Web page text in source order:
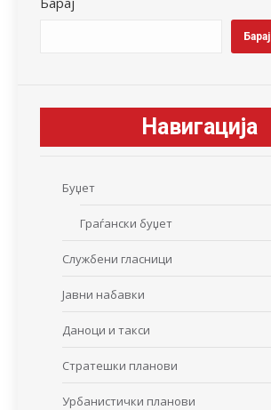
Барај
Навигација
Буџет
Граѓански буџет
Службени гласници
Јавни набавки
Даноци и такси
Стратешки планови
Урбанистички планови